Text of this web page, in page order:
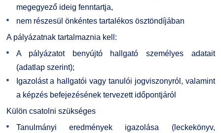
megegyező ideig fenntartja,
nem részesül önkéntes tartalékos ösztöndíjában
A pályázatnak tartalmaznia kell:
A pályázatot benyújtó hallgató személyes adatait
(adatlap szerint);
Igazolást a hallgatói vagy tanulói jogviszonyról, valamint
a képzés befejezésének tervezett időpontjáról
Külön csatolni szükséges
Tanulmányi eredmények igazolása (leckekönyv,